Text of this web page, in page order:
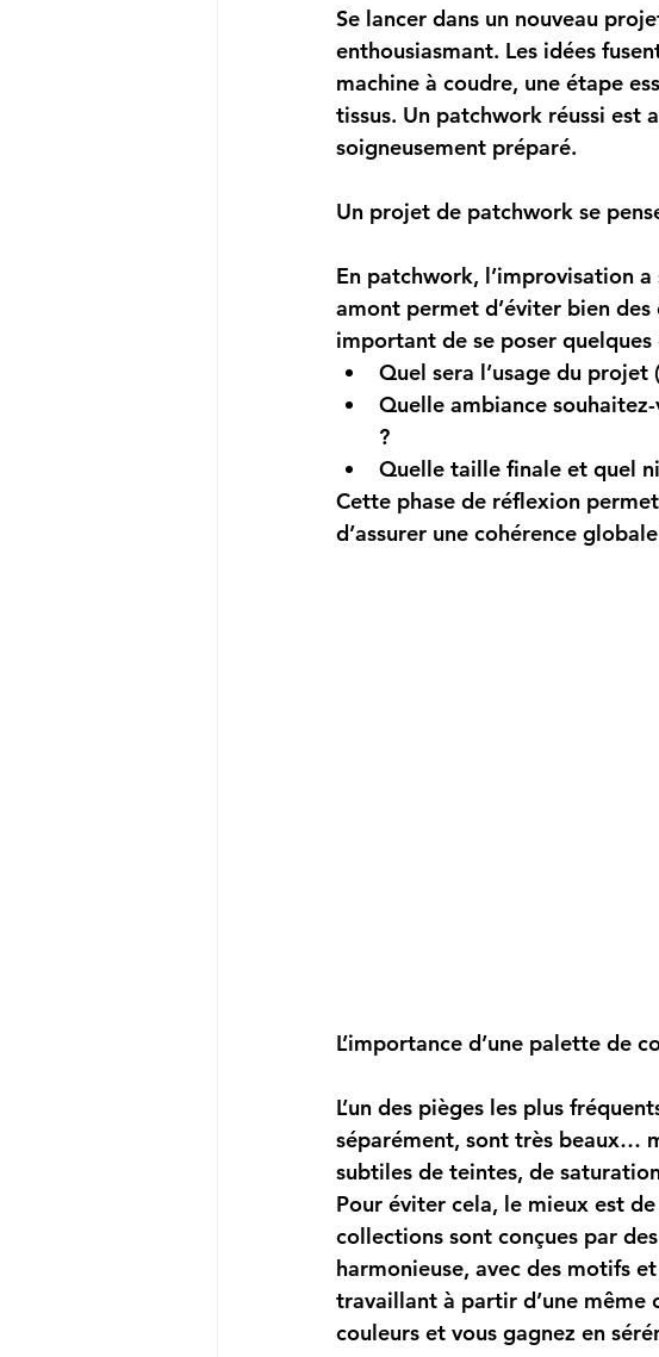
Se lancer dans un nouveau
enthousiasmant. Les idées
machine à coudre, une étape
tissus. Un patchwork réussi est
soigneusement préparé.
Un projet de patchwork se
En patchwork, l’improvisation
amont permet d’éviter bien
important de se poser quelques
Quel sera l’usage du
Quelle ambiance
?
Quelle taille finale et quel
Cette phase de réflexion
d’assurer une cohérence
L’importance d’une palette de
L’un des pièges les plus
séparément, sont très beaux…
subtiles de teintes, de
Pour éviter cela, le mieux est
collections sont conçues par
harmonieuse, avec des motifs
travaillant à partir d’une
couleurs et vous gagnez en